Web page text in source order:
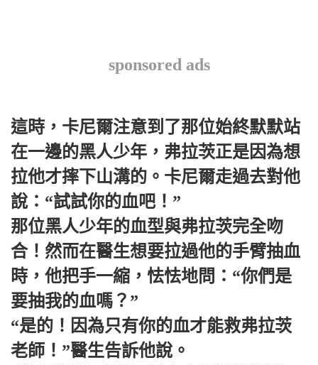
sponsored ads
這時，卡尼爾注意到了那位始終默默站
在一邊的黑人少年，弗拉茨正是因為想
拉他才摔下山溝的。卡尼爾走過去對他
說：“試試你的血吧！”
那位黑人少年的血型與弗拉茨完全吻
合！然而在醫生想要拉過他的手臂抽血
時，他把手一縮，怯怯地問：“你們是
要抽我的血嗎？”
“是的！因為只有你的血才能救弗拉茨
老師！”醫生告訴他說。